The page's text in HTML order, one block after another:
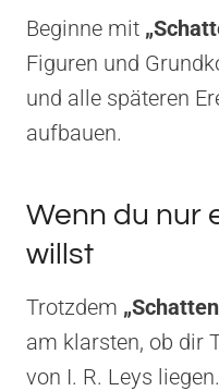
Beginne mit
Figuren und
und alle späteren
aufbauen.
Wenn du nur
willst
Trotzdem
am klarsten, ob dir
von I. R. Leys liegen.